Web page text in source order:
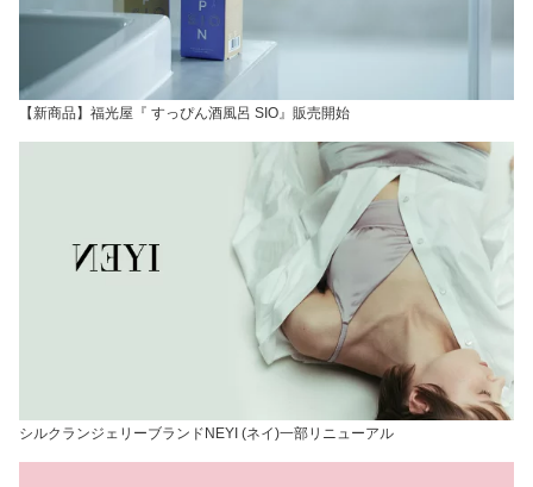
【新商品】福光屋『 すっぴん酒風呂 SIO』販売開始
シルクランジェリーブランドNEYI (ネイ)一部リニューアル